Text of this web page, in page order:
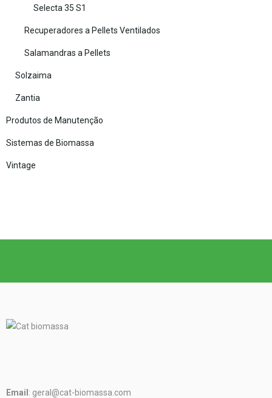
Selecta 35 S1
Recuperadores a Pellets Ventilados
Salamandras a Pellets
Solzaima
Zantia
Produtos de Manutenção
Sistemas de Biomassa
Vintage
Email: geral@cat-biomassa.com